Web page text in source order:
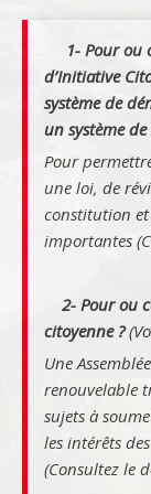
1- Pour ou
d’Initiative
système de
un système
Pour
une loi, de
constitution et
importantes
2- Pour ou
citoyenne ?
Une
renouvelable
sujets à
les intérêts
(Consultez le